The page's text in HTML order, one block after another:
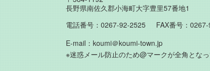
長野県南佐久郡小海町大字豊里57番地1
電話番号：0267-92-2525
FAX番号：
E-mail：koumi＠koumi-town.jp
※迷惑メール防止のため@マークが全角とな